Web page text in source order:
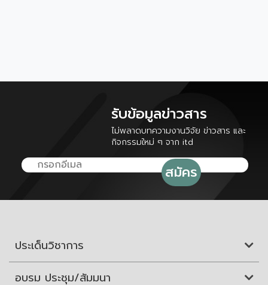
รับข้อมูลข่าวสาร
ไม่พลาดบทความงานวิจัย ข่าวสาร และ
กิจกรรมใหม่ ๆ จาก itd
ประเด็นวิชาการ
อบรม ประชุม/สัมมนา